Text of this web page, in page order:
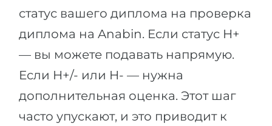
статус вашего диплома на проверка
диплома на Anabin. Если статус H+
— вы можете подавать напрямую.
Если H+/- или H- — нужна
дополнительная оценка. Этот шаг
часто упускают, и это приводит к